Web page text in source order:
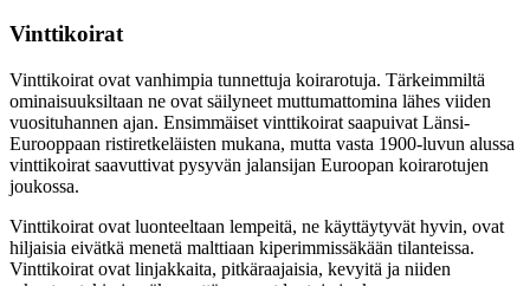
Vinttikoirat
Vinttikoirat ovat vanhimpia tunnettuja koirarotuja. Tärkeimmiltä
ominaisuuksiltaan ne ovat säilyneet muttumattomina lähes viiden
vuosituhannen ajan. Ensimmäiset vinttikoirat saapuivat Länsi-
Eurooppaan ristiretkeläisten mukana, mutta vasta 1900-luvun alussa
vinttikoirat saavuttivat pysyvän jalansijan Euroopan koirarotujen
joukossa.
Vinttikoirat ovat luonteeltaan lempeitä, ne käyttäytyvät hyvin, ovat
hiljaisia eivätkä menetä malttiaan kiperimmissäkään tilanteissa.
Vinttikoirat ovat linjakkaita, pitkäraajaisia, kevyitä ja niiden